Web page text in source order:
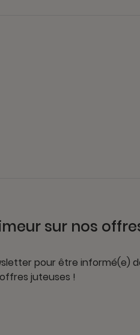
sur nos
pour être informé(e)
juteuses !